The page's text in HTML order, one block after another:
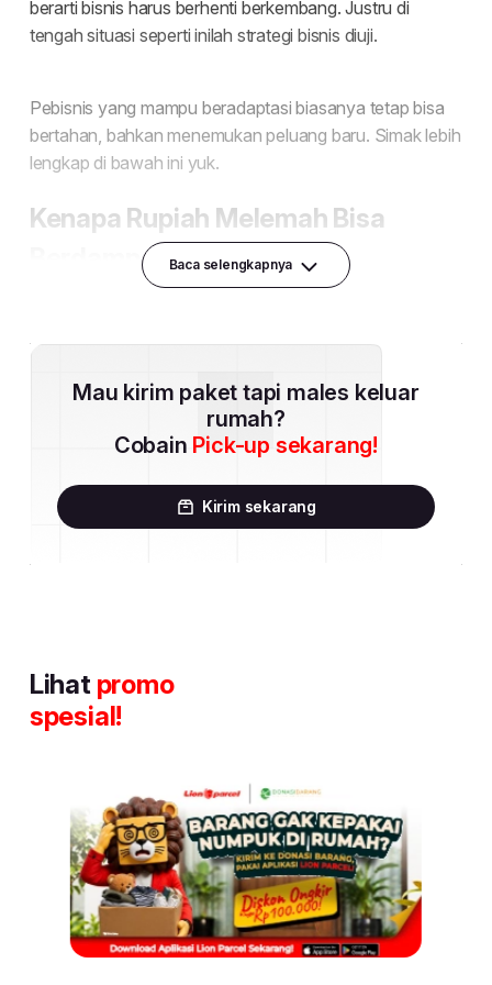
Baca selengkapnya
Mau kirim paket tapi males keluar
rumah?
Cobain Pick-up sekarang!
Kirim sekarang
Lihat promo
spesial!